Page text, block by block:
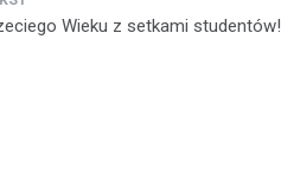
Wieku z setkami studentów!